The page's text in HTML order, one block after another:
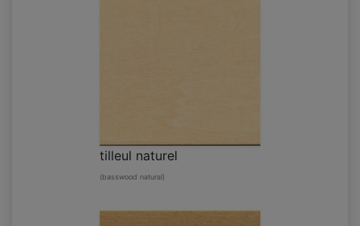
tilleul naturel
(basswood natural)